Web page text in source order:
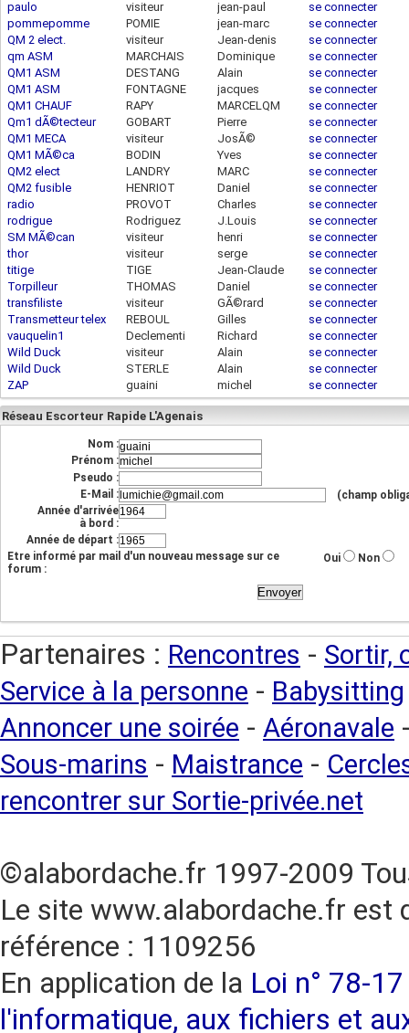
paulo
visiteur
82.226.95.190
jean-paul
se connecter
pommepomme
POMIE jean-marc
se connecter
QM 2 elect.
visiteur
92.162.191.245
Jean-denis
se connecter
qm ASM
MARCHAIS Dominique
se connecter
QM1 ASM
DESTANG Alain
se connecter
QM1 ASM
FONTAGNE jacques
se connecter
QM1 CHAUF
RAPY MARCELQM
se connecter
Qm1 dÃ©tecteur
GOBART Pierre
se connecter
QM1 MECA
visiteur
88.165.206.93
JosÃ©
se connecter
QM1 MÃ©ca
BODIN Yves
se connecter
QM2 elect
LANDRY MARC
se connecter
QM2 fusible
HENRIOT Daniel
se connecter
radio
PROVOT Charles
se connecter
rodrigue
Rodriguez J.Louis
se connecter
SM MÃ©can
visiteur
213.56.123.37
henri
se connecter
thor
visiteur
77.201.189.120
serge
se connecter
titige
TIGE Jean-Claude
se connecter
Torpilleur
THOMAS Daniel
se connecter
transfiliste
visiteur
83.199.114.60
GÃ©rard
se connecter
Transmetteur telex
REBOUL Gilles
se connecter
vauquelin1
Declementi Richard
se connecter
Wild Duck
visiteur
92.141.49.123
Alain
se connecter
Wild Duck
STERLE Alain
se connecter
ZAP
guaini michel se connecter
Réseau Escorteur Rapide L'Agenais
Nom :
Prénom :
Pseudo :
E-Mail :
(champ
Année d'arrivée
à bord :
Année de départ :
Etre informé par mail d'un nouveau message sur ce
forum :
Oui Non
Partenaires : Rencontres - Sortir,
Service à la personne - Babysitting
Annoncer une soirée - Aéronavale
Sous-marins - Maistrance -
rencontrer sur Sortie-privée.net
©alabordache.fr 1997-2009
Le site www.alabordache.fr est
référence : 1109256
En application de la Loi n° 78-
l'informatique, aux fichiers et